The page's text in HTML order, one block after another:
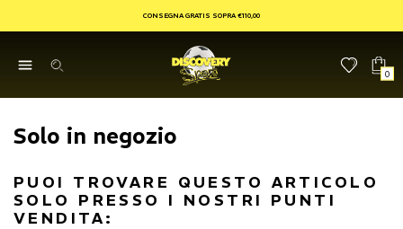
CONSEGNA GRATIS SOPRA €110,00
0
Solo in negozio
PUOI TROVARE QUESTO ARTICOLO
SOLO PRESSO I NOSTRI PUNTI
VENDITA: